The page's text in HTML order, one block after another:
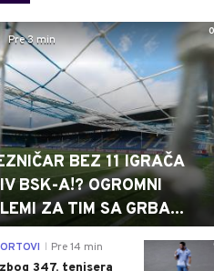
0
Pre 3 min
BEZ 11 IGRAČA
BSK-A!? OGROMNI
ZA TIM SA GRBA...
Pre 14 min
347. tenisera